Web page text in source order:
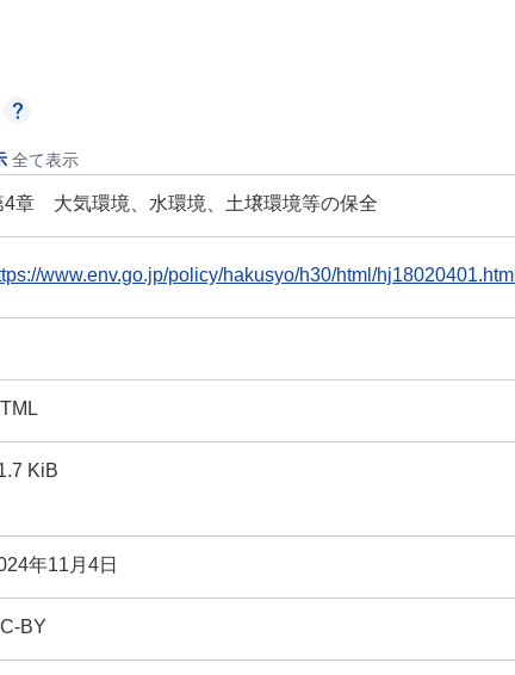
全て表示
4章 大気環境、水環境、土壌環境等の保全
www.env.go.jp/policy/hakusyo/h30/html/hj18020401.html
KiB
年11月4日
BY